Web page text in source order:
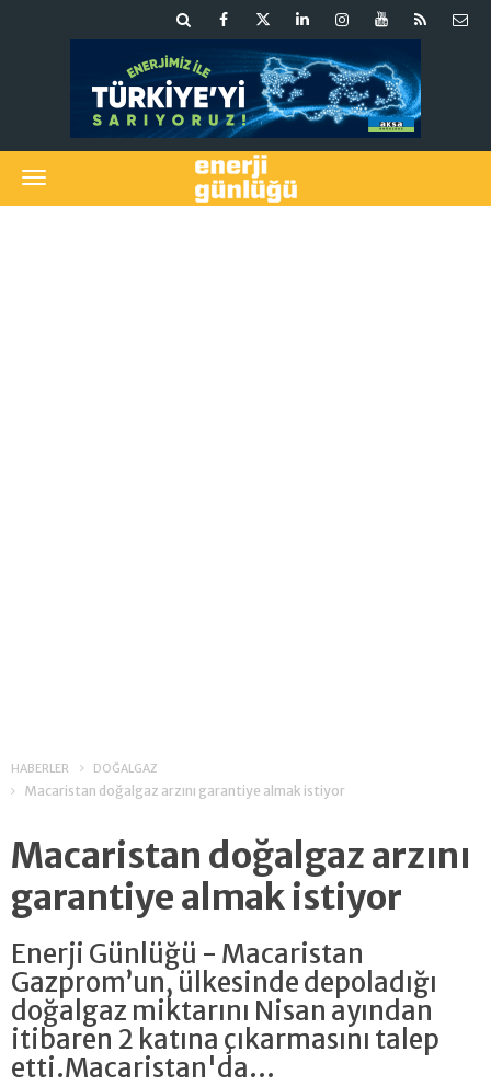
HABERLER DOĞALGAZ
Macaristan doğalgaz arzını garantiye almak istiyor
Macaristan doğalgaz arzını
garantiye almak istiyor
Enerji Günlüğü - Macaristan
Gazprom’un, ülkesinde depoladığı
doğalgaz miktarını Nisan ayından
itibaren 2 katına çıkarmasını talep
etti.Macaristan'da...